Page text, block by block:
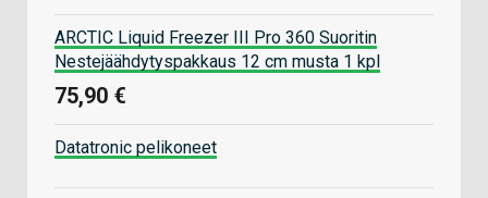
ARCTIC Liquid Freezer III Pro 360 Suoritin
Nestejäähdytyspakkaus 12 cm musta 1 kpl
75,90 €
Datatronic pelikoneet